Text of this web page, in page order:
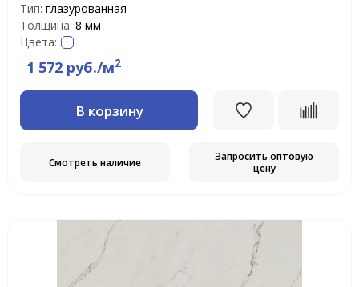
Тип: глазурованная
Толщина: 8 мм
Цвета:
1 572 руб./м2
В корзину
Смотреть наличие
Запросить оптовую
цену